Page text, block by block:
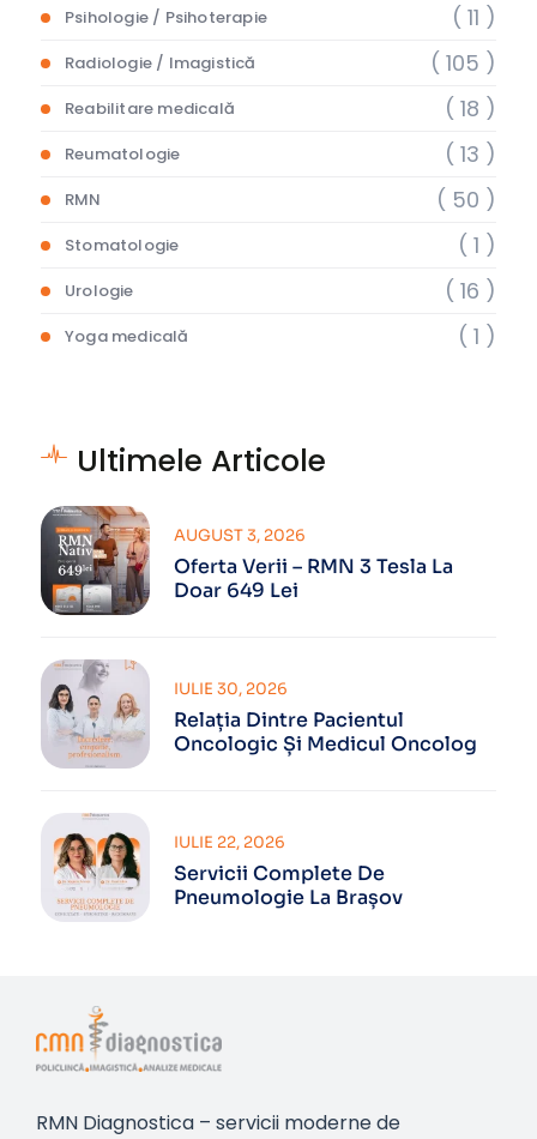
Psihologie / Psihoterapie ( 11 )
Radiologie / Imagistică ( 105 )
Reabilitare medicală ( 18 )
Reumatologie ( 13 )
RMN ( 50 )
Stomatologie ( 1 )
Urologie ( 16 )
Yoga medicală ( 1 )
Ultimele Articole
Oferta Verii – RMN 3 Tesla La
Doar 649 Lei
AUGUST 3, 2026
Relația Dintre Pacientul
Oncologic Și Medicul Oncolog
IULIE 30, 2026
Servicii Complete De
Pneumologie La Brașov
IULIE 22, 2026
RMN Diagnostica – servicii moderne de